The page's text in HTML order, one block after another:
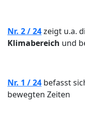
Nr. 2 / 24zeigt u.a.
Klimabereich und
Nr. 1 / 24 befasst
bewegten Zeiten